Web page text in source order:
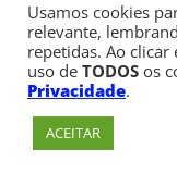
Usamos cookies
relevante,
repetidas. Ao clicar
uso de TODOS os
Privacidade.
ACEITAR